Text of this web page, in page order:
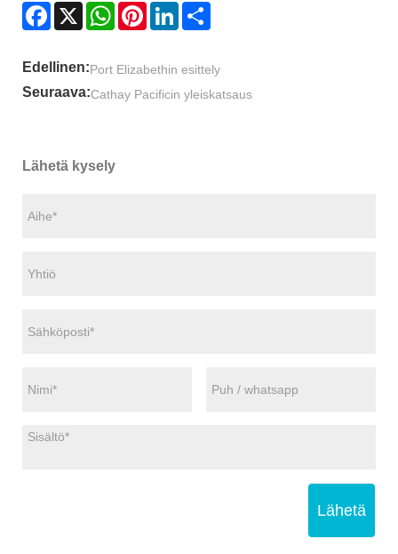
Facebook
X WhatsAppPinterestLinkedIn
Edellinen:Port Elizabethin esittely
Seuraava:Cathay Pacificin yleiskatsaus
Lähetä kysely
Lähetä